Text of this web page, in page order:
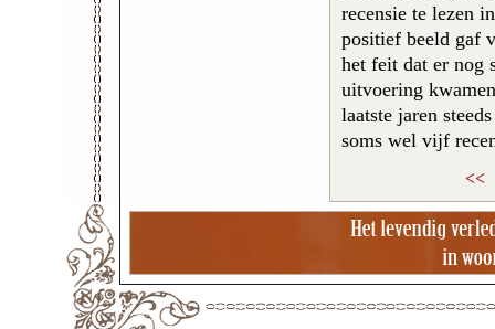
recensie te lezen
positief beeld gaf
het feit dat er nog
uitvoering
laatste jaren
soms wel vijf
<<